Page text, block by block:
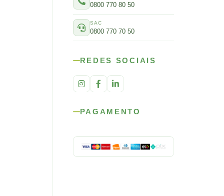
0800 770 80 50
SAC
0800 770 70 50
REDES SOCIAIS
PAGAMENTO